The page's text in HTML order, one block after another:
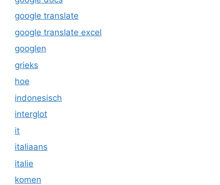
google translate
google translate excel
googlen
grieks
hoe
indonesisch
interglot
it
italiaans
italie
komen